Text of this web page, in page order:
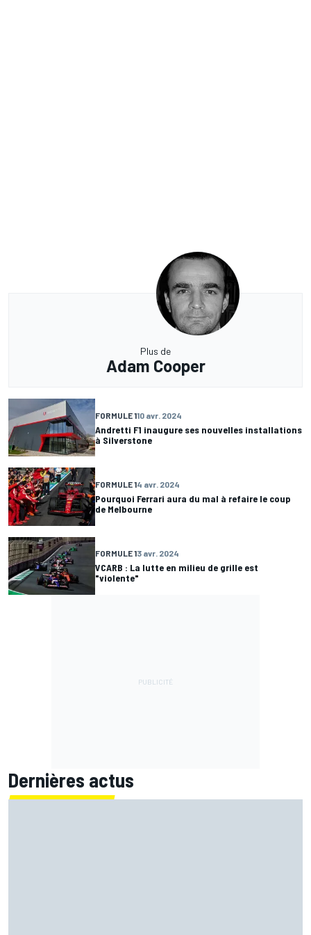
Plus de
Adam Cooper
FORMULE 110 avr. 2024
Andretti F1 inaugure ses nouvelles installations
à Silverstone
FORMULE 14 avr. 2024
Pourquoi Ferrari aura du mal à refaire le coup
de Melbourne
FORMULE 13 avr. 2024
VCARB : La lutte en milieu de grille est
"violente"
Dernières actus